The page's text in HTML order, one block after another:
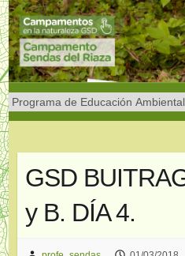
Saltar
al
contenido
GSD
y B. DÍA 4.